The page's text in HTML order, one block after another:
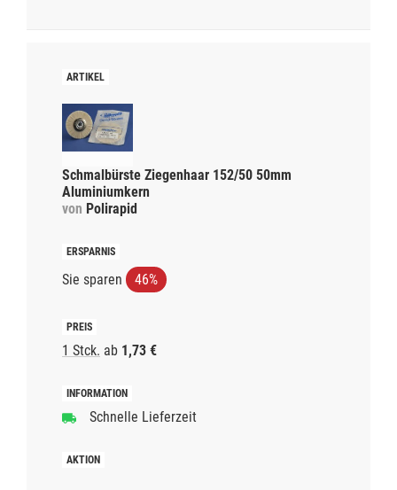
Schmalbürste Ziegenhaar 152/50 50mm
Aluminiumkern
von Polirapid
Sie sparen 46%
1 Stck. ab 1,73 €
Schnelle Lieferzeit